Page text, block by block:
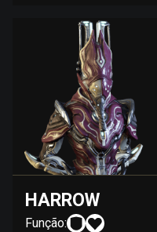
HARROW
Função: